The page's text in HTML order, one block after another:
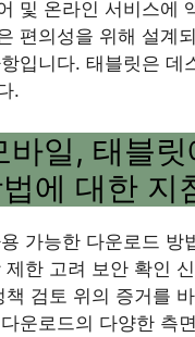
및 온라인 서비스에
편의성을 위해 설계
입니다. 태블릿은
.
바일, 태블
에 대한 지
가능한 다운로드
한 고려 보안 확인
책 검토 위의 증거를
운로드의 다양한 측